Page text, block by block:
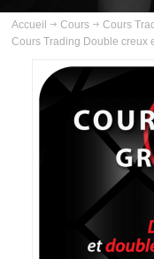
ABOUT US
PLANNING
COURS TRADING GOLD
Accueil Cours Cours
Cours Trading Double creux